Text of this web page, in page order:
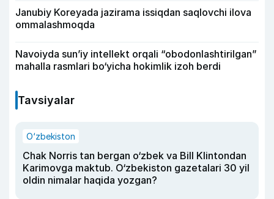
Janubiy Koreyada jazirama issiqdan saqlovchi ilova
ommalashmoqda
Navoiyda sun’iy intellekt orqali “obodonlashtirilgan”
mahalla rasmlari bo‘yicha hokimlik izoh berdi
Tavsiyalar
O‘zbekiston
Chak Norris tan bergan o‘zbek va Bill Klintondan
Karimovga maktub. O‘zbekiston gazetalari 30 yil
oldin nimalar haqida yozgan?